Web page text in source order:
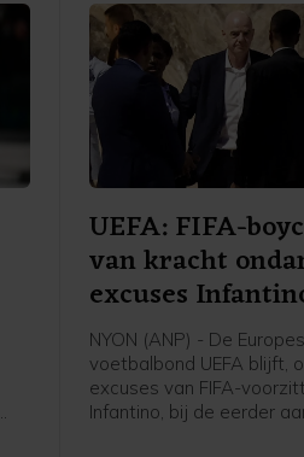
UEFA: FIFA-
van kracht
excuses
NYON (ANP) - De
voetbalbond UEFA blijft,
excuses van FIFA-
Infantino, bij de eerder